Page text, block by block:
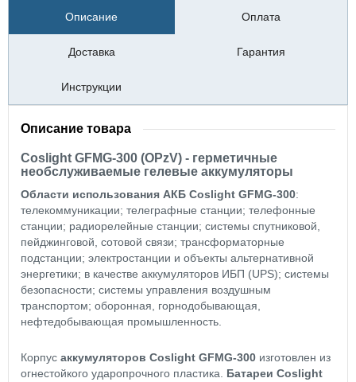
Описание Оплата
Доставка Гарантия
Инструкции
Описание товара
Coslight GFMG-300 (OPzV) - герметичные
необслуживаемые гелевые аккумуляторы
Области использования АКБ Coslight GFMG-300:
телекоммуникации; телеграфные станции; телефонные
станции; радиорелейные станции; системы спутниковой,
пейджинговой, сотовой связи; трансформаторные
подстанции; электростанции и объекты альтернативной
энергетики; в качестве аккумуляторов ИБП (UPS); системы
безопасности; системы управления воздушным
транспортом; оборонная, горнодобывающая,
нефтедобывающая промышленность.
Корпус аккумуляторов Coslight GFMG-300 изготовлен из
огнестойкого ударопрочного пластика. Батареи Coslight